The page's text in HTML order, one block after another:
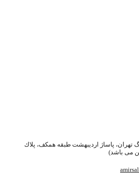
تهران، پاساژ ارديبهشت طبقه همكف، پلاك